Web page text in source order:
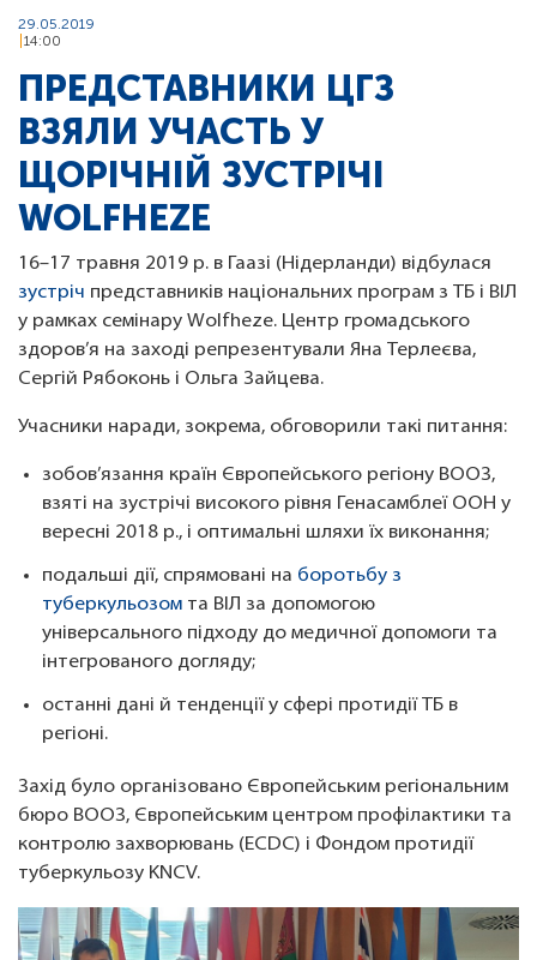
29.05.2019
14:00
ПРЕДСТАВНИКИ ЦГЗ
ВЗЯЛИ УЧАСТЬ У
ЩОРІЧНІЙ ЗУСТРІЧІ
WOLFHEZE
16–17 травня 2019 р. в Гаазі (Нідерланди) відбулася
зустріч представників національних програм з ТБ і ВІЛ
у рамках семінару Wolfheze. Центр громадського
здоров’я на заході репрезентували Яна Терлеєва,
Сергій Рябоконь і Ольга Зайцева.
Учасники наради, зокрема, обговорили такі питання:
зобов’язання країн Європейського регіону ВООЗ,
взяті на зустрічі високого рівня Генасамблеї ООН у
вересні 2018 р., і оптимальні шляхи їх виконання;
подальші дії, спрямовані на боротьбу з
туберкульозом та ВІЛ за допомогою
універсального підходу до медичної допомоги та
інтегрованого догляду;
останні дані й тенденції у сфері протидії ТБ в
регіоні.
Захід було організовано Європейським регіональним
бюро ВООЗ, Європейським центром профілактики та
контролю захворювань (ECDC) і Фондом протидії
туберкульозу KNCV.